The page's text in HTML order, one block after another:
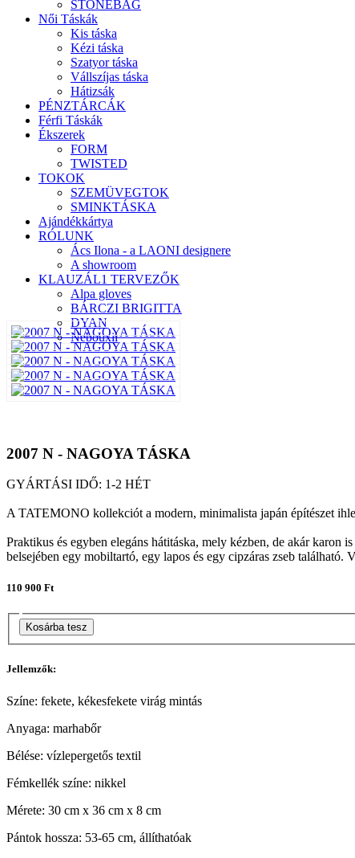
STONEBAG
Női Táskák
Kis táska
Kézi táska
Szatyor táska
Vállszíjas táska
Hátizsák
PÉNZTÁRCÁK
Férfi Táskák
Ékszerek
FORM
TWISTED
TOKOK
SZEMÜVEGTOK
SMINKTÁSKA
Ajándékkártya
RÓLUNK
Ács Ilona - a LAONI designere
A showroom
KLAUZÁL1 TERVEZŐK
Alpa gloves
BÁRCZI BRIGITTA
DYAN
Nebouxii
2007 N - NAGOYA TÁSKA
GYÁRTÁSI IDŐ: 1-2 HÉT
A TATEMONO kollekciót a modern, minimalista japán építészet
Praktikus és egyben elegáns hátitáska, mely kézben, de akár karon
belsejében egy mobiltartó, egy lapos és egy cipzáras zseb található.
110 900 Ft
Kosárba tesz
Jellemzők:
Színe: fekete, kékesfekete virág mintás
Anyaga: marhabőr
Bélése: vízlepergetős textil
Fémkellék színe: nikkel
Mérete: 30 cm x 36 cm x 8 cm
Pántok hossza: 53-65 cm, állíthatóak